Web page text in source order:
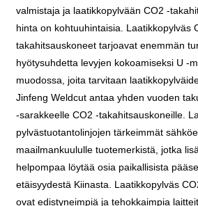
valmistaja ja laatikkopylvään CO2 -
hinta on kohtuuhintaisia. Laatikkopylväs
takahitsauskoneet tarjoavat enemmän
hyötysuhdetta levyjen kokoamiseksi U -
muodossa, joita tarvitaan
Jinfeng Weldcut antaa yhden vuoden
-sarakkeelle CO2 -takahitsauskoneille.
pylvästuotantolinjojen tärkeimmät
maailmankuululle tuotemerkistä, jotka
helpompaa löytää osia paikallisista
etäisyydestä Kiinasta. Laatikkopylväs
ovat edistyneimpiä ja tehokkaimpia